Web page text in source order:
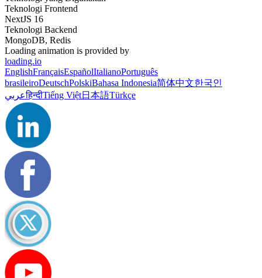
Teknologi Frontend
NextJS 16
Teknologi Backend
MongoDB, Redis
Loading animation is provided by
loading.io
EnglishFrançaisEspañolItalianoPortuguês
brasileiroDeutschPolskiBahasa Indonesia简体中文한국인
عربيहिन्दीTiếng Việt日本語Türkçe